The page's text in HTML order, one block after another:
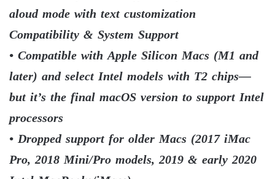
aloud mode with text customization
Compatibility & System Support
• Compatible with Apple Silicon Macs (M1 and
later) and select Intel models with T2 chips—
but it’s the final macOS version to support Intel
processors
• Dropped support for older Macs (2017 iMac
Pro, 2018 Mini/Pro models, 2019 & early 2020